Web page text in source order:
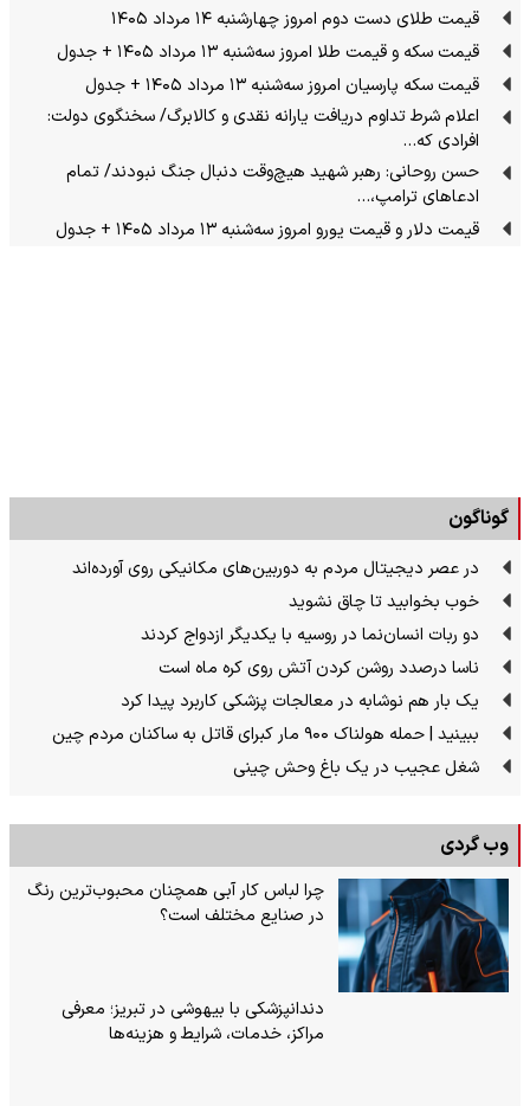
قیمت طلای دست دوم امروز چهارشنبه ۱۴ مرداد ۱۴۰۵
قیمت سکه و قیمت طلا امروز سه‌شنبه ۱۳ مرداد ۱۴۰۵ + جدول
قیمت سکه پارسیان امروز سه‌شنبه ۱۳ مرداد ۱۴۰۵ + جدول
اعلام شرط تداوم دریافت یارانه نقدی و کالابرگ/ سخنگوی دولت:
افرادی که…
حسن روحانی: رهبر شهید هیچ‌وقت دنبال جنگ نبودند/ تمام
ادعاهای ترامپ،…
قیمت دلار و قیمت یورو امروز سه‌شنبه ۱۳ مرداد ۱۴۰۵ + جدول
گوناگون
در عصر دیجیتال مردم به دوربین‌های مکانیکی روی آورده‌اند
خوب بخوابید تا چاق نشوید
دو ربات انسان‌نما در روسیه با یکدیگر ازدواج کردند
ناسا درصدد روشن کردن آتش روی کره ماه است
یک بار هم نوشابه در معالجات پزشکی کاربرد پیدا کرد
ببینید | حمله هولناک ۹۰۰ مار کبرای قاتل به ساکنان مردم چین
شغل عجیب در یک باغ وحش چینی
وب گردی
چرا لباس کار آبی همچنان محبوب‌ترین رنگ
در صنایع مختلف است؟
دندانپزشکی با بیهوشی در تبریز؛ معرفی
مراکز، خدمات، شرایط و هزینه‌ها